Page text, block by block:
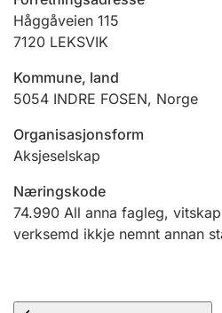
Jeger
Ektepaktrettleiaren
Andre tema
Håggåveien 115
7120 LEKSVIK
Kommune, land
5054 INDRE FOSEN, Norge
Organisasjonsform
Aksjeselskap
Næringskode
74.990 All anna fagleg,
verksemd ikkje nemnt annan